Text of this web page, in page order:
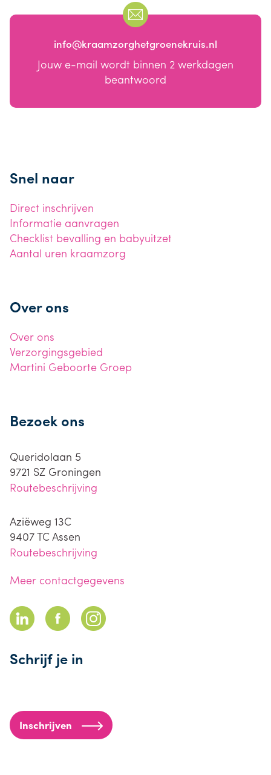
info@kraamzorghetgroenekruis.nl
Jouw e-mail wordt binnen 2 werkdagen
beantwoord
Snel naar
Direct inschrijven
Informatie aanvragen
Checklist bevalling en babyuitzet
Aantal uren kraamzorg
Over ons
Over ons
Verzorgingsgebied
Martini Geboorte Groep
Bezoek ons
Queridolaan 5
9721 SZ Groningen
Routebeschrijving
Aziëweg 13C
9407 TC Assen
Routebeschrijving
Meer contactgegevens
Schrijf je in
Inschrijven